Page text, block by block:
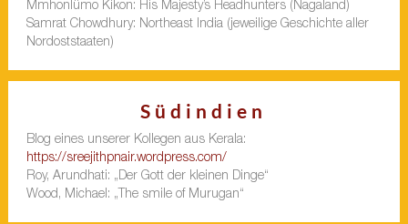
Mmhonlümo Kikon: His Majesty’s Headhunters (Nagaland)
Samrat Chowdhury: Northeast India (jeweilige Geschichte aller
Nordoststaaten)
Südindien
Blog eines unserer Kollegen aus Kerala:
https://sreejithpnair.wordpress.com/
Roy, Arundhati: „Der Gott der kleinen Dinge“
Wood, Michael: „The smile of Murugan“